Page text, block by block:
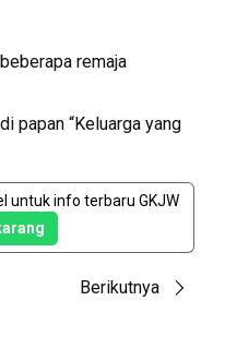
remaja
papan “Keluarga yang
untuk info terbaru GKJW
Berikutnya